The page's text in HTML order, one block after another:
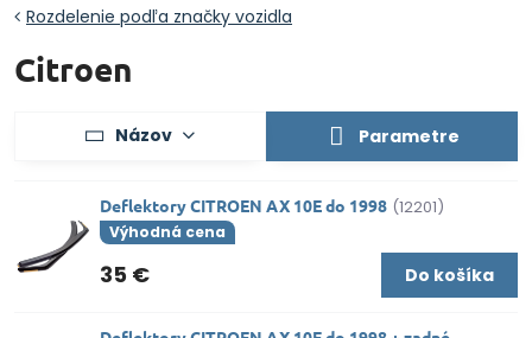
Rozdelenie podľa značky vozidla
Citroen
Názov Parametre
Deflektory CITROEN AX 10E do 1998 (12201)
Výhodná cena
35 € Do košíka